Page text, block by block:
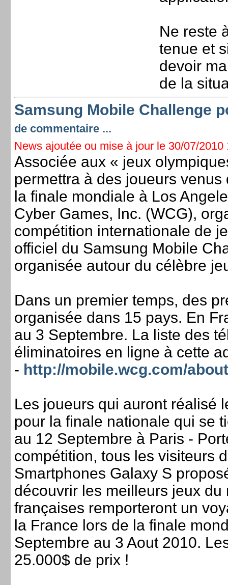
Ne reste
tenue et
devoir
de la
Samsung Mobile Challenge
de commentaire ...
News ajoutée ou mise à jour le 30/07/2010
Associée aux « jeux
permettra à des joueurs
la finale mondiale à Los
Cyber Games, Inc. (WCG),
compétition internationale de
officiel du Samsung Mobile
organisée autour du célèbre
Dans un premier temps, des
organisée dans 15 pays. En
au 3 Septembre. La liste des
éliminatoires en ligne à cette
- http://mobile.wcg.com/
Les joueurs qui auront réalisé
pour la finale nationale qui se
au 12 Septembre à Paris -
compétition, tous les visiteurs
Smartphones Galaxy S
découvrir les meilleurs jeux
françaises remporteront un
la France lors de la finale
Septembre au 3 Aout 2010.
25.000$ de prix !